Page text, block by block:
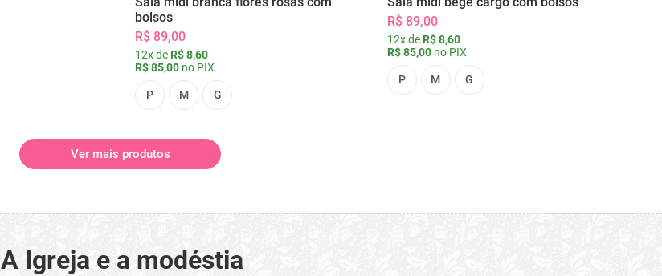
bolsos
R$ 89,00
12x de R$ 8,60
R$ 85,00 no PIX
P M G
R$ 89,00
12x de R$ 8,60
R$ 85,00no PIX
P M G
Ver mais produtos
A Igreja e a modéstia